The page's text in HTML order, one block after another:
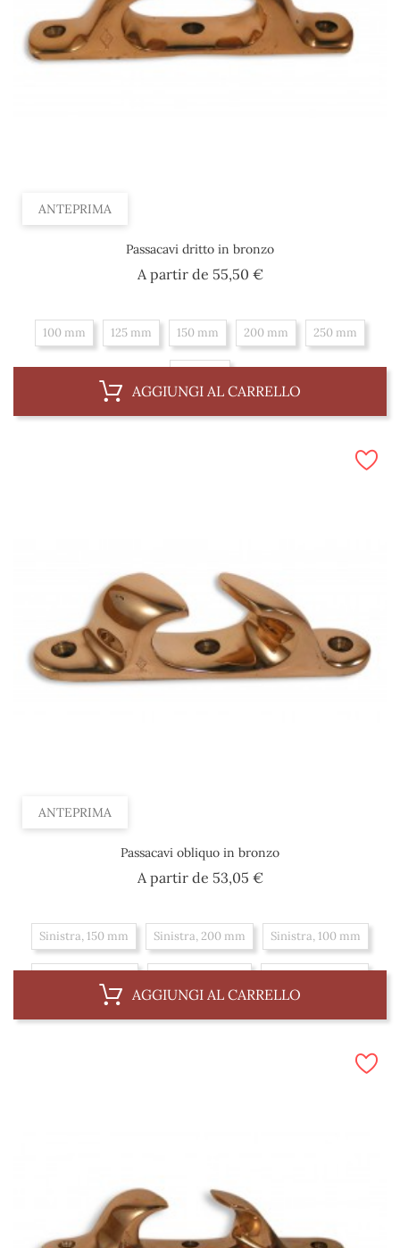
ANTEPRIMA
Passacavi dritto in bronzo
A partir de 55,50 €Prezzo
100 mm 125 mm 150 mm 200 mm 250 mm
AGGIUNGI AL CARRELLO
ANTEPRIMA
Passacavi obliquo in bronzo
A partir de 53,05 €Prezzo
Sinistra, 150 mm Sinistra, 200 mm Sinistra, 100 mm
Diritto, 150 mm Diritto, 100 mm Diritto, 250 mm
AGGIUNGI AL CARRELLO